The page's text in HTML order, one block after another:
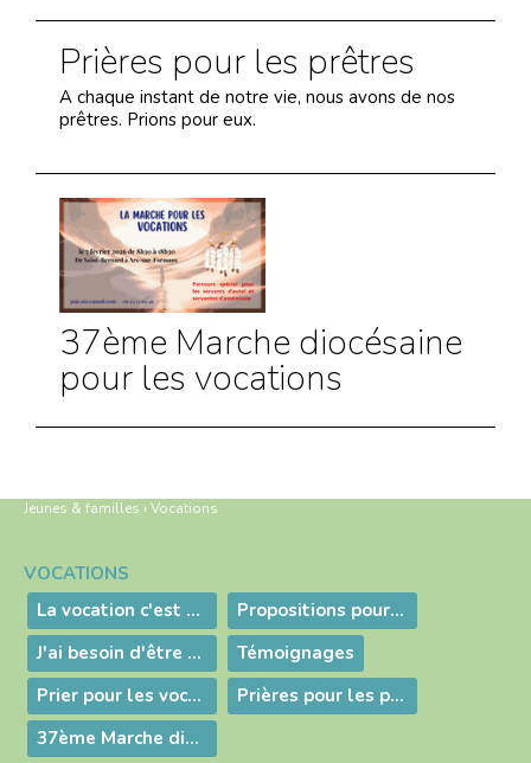
Prières pour les prêtres
A chaque instant de notre vie, nous avons de nos
prêtres. Prions pour eux.
37ème Marche diocésaine
pour les vocations
Jeunes & familles ›Vocations
Navigation
VOCATIONS
La vocation c'est quoi ?
Propositions pour discerner
J'ai besoin d'être accompagné
Témoignages
Prier pour les vocations
Prières pour les prêtres
37ème Marche diocésaine pour les vocations